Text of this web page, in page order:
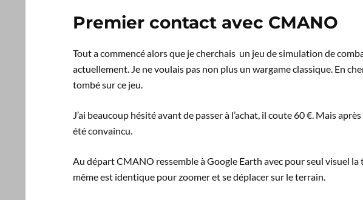
Premier contact avec CMANO
Tout a commencé alors que je cherchais un jeu de simulation de
actuellement. Je ne voulais pas non plus un wargame classique. En
tombé sur ce jeu.
J’ai beaucoup hésité avant de passer à l’achat, il coute 60 €. Mais
été convaincu.
Au départ CMANO ressemble à Google Earth avec pour seul visuel
même est identique pour zoomer et se déplacer sur le terrain.